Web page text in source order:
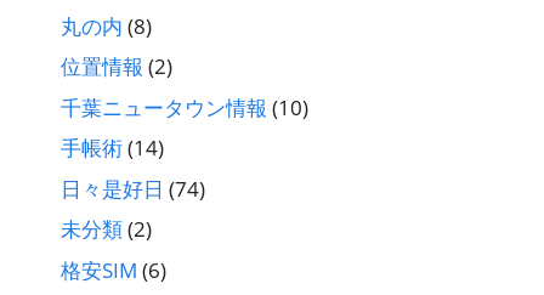
丸の内 (8)
位置情報 (2)
千葉ニュータウン情報 (10)
手帳術(14)
日々是好日 (74)
未分類(2)
格安SIM (6)